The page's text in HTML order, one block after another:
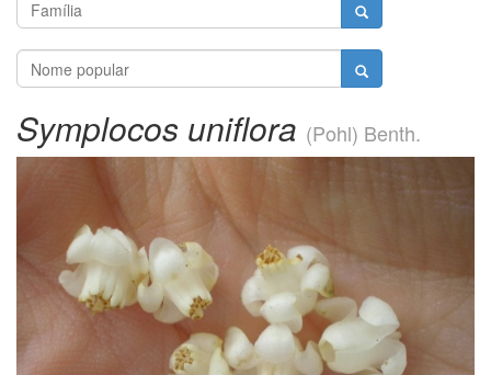
Symplocos uniflora (Pohl) Benth.